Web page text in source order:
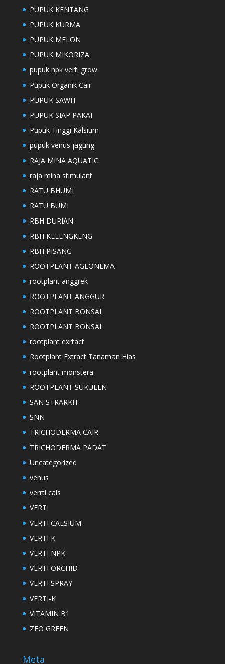
PUPUK KENTANG
PUPUK KURMA
PUPUK MELON
PUPUK MIKORIZA
pupuk npk verti grow
Pupuk Organik Cair
PUPUK SAWIT
PUPUK SIAP PAKAI
Pupuk Tinggi Kalsium
pupuk venus jagung
RAJA MINA AQUATIC
raja mina stimulant
RATU BHUMI
RATU BUMI
RBH DURIAN
RBH KELENGKENG
RBH PISANG
ROOTPLANT AGLONEMA
rootplant anggrek
ROOTPLANT ANGGUR
ROOTPLANT BONSAI
ROOTPLANT BONSAI
rootplant exrtact
Rootplant Extract Tanaman Hias
rootplant monstera
ROOTPLANT SUKULEN
SAN STRARKIT
SNN
TRICHODERMA CAIR
TRICHODERMA PADAT
Uncategorized
venus
verrti cals
VERTI
VERTI CALSIUM
VERTI K
VERTI NPK
VERTI ORCHID
VERTI SPRAY
VERTI-K
VITAMIN B1
ZEO GREEN
Meta